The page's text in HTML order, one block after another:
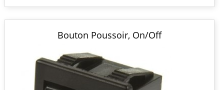
Bouton Poussoir, On/Off